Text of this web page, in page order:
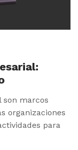
son marcos
organizaciones
para